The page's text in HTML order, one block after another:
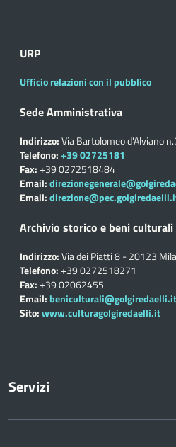
URP
Ufficio relazioni con il pubblico
Sede Amministrativa
Indirizzo:Via Bartolomeo d'Alviano
Telefono:+39 02725181
Fax:+39 0272518484
Email:
Email:
Archivio storico e beni culturali
Indirizzo:Via dei Piatti 8 - 20123
Telefono:+39 0272518271
Fax:+39 02062455
Email: beniculturali@golgiredaelli.it
Sito:www.culturagolgiredaelli.it
Servizi